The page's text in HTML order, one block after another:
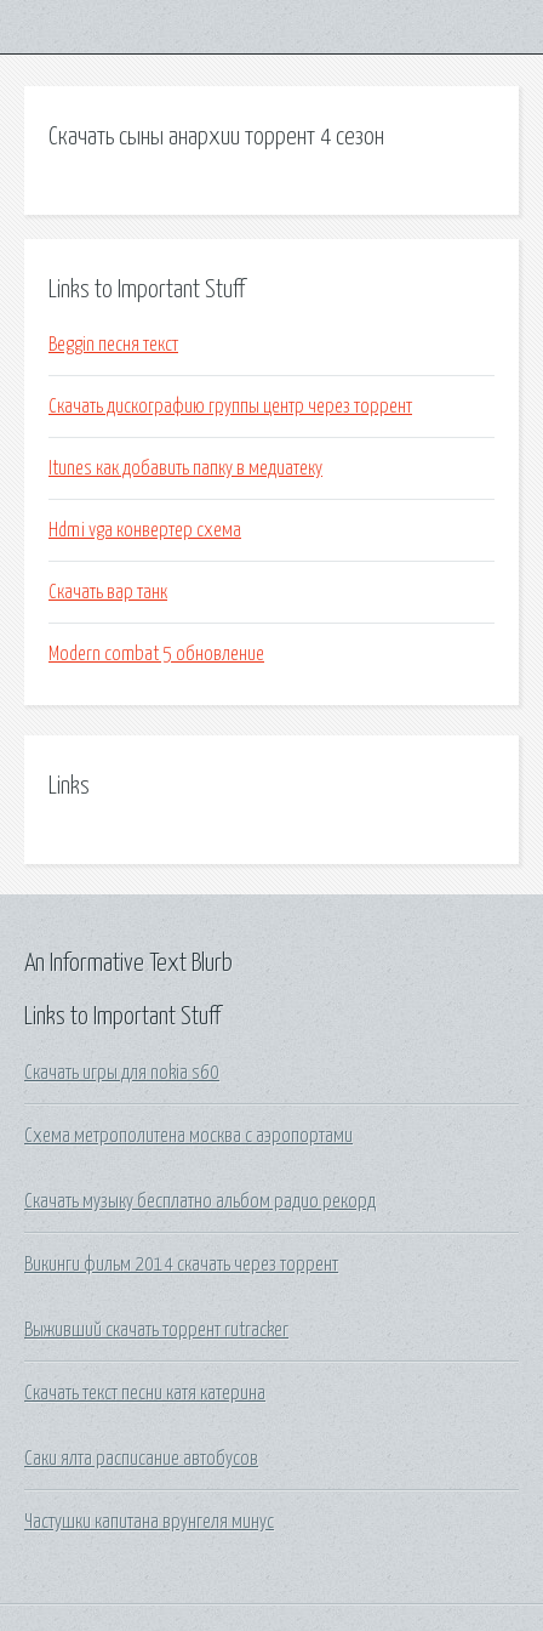
Скачать сыны анархии торрент 4 сезон
Links to Important Stuff
Beggin песня текст
Скачать дискографию группы центр через торрент
Itunes как добавить папку в медиатеку
Hdmi vga конвертер схема
Скачать вар танк
Modern combat 5 обновление
Links
Links to Important Stuff
Скачать игры для nokia s60
Схема метрополитена москва с аэропортами
Скачать музыку бесплатно альбом радио рекорд
Викинги фильм 2014 скачать через торрент
Выживший скачать торрент rutracker
Скачать текст песни катя катерина
Саки ялта расписание автобусов
Частушки капитана врунгеля минус
An Informative Text Blurb